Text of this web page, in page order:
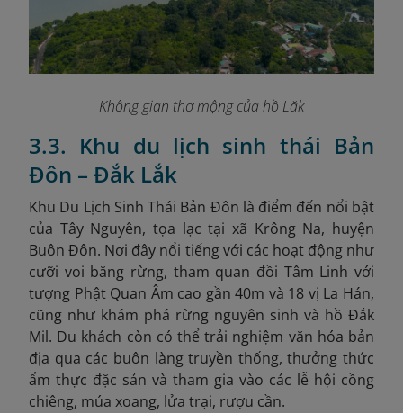
Không gian thơ mộng của hồ Lăk
3.3. Khu du lịch sinh thái Bản
Đôn – Đắk Lắk
Khu Du Lịch Sinh Thái Bản Đôn là điểm đến nổi bật
của Tây Nguyên, tọa lạc tại xã Krông Na, huyện
Buôn Đôn. Nơi đây nổi tiếng với các hoạt động như
cưỡi voi băng rừng, tham quan đồi Tâm Linh với
tượng Phật Quan Âm cao gần 40m và 18 vị La Hán,
cũng như khám phá rừng nguyên sinh và hồ Đắk
Mil. Du khách còn có thể trải nghiệm văn hóa bản
địa qua các buôn làng truyền thống, thưởng thức
ẩm thực đặc sản và tham gia vào các lễ hội cồng
chiêng, múa xoang, lửa trại, rượu cần.